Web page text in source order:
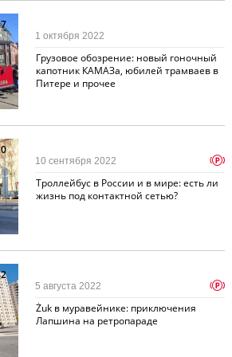
Грузовое обозрение: новый гоночный
капотник КАМАЗа, юбилей трамваев в
Питере и прочее
1 октября 2022
Троллейбус в России и в мире: есть ли
жизнь под контактной сетью?
10 сентября 2022 p
Żuk в муравейнике: приключения
Лапшина на ретропараде
5 августа 2022 p